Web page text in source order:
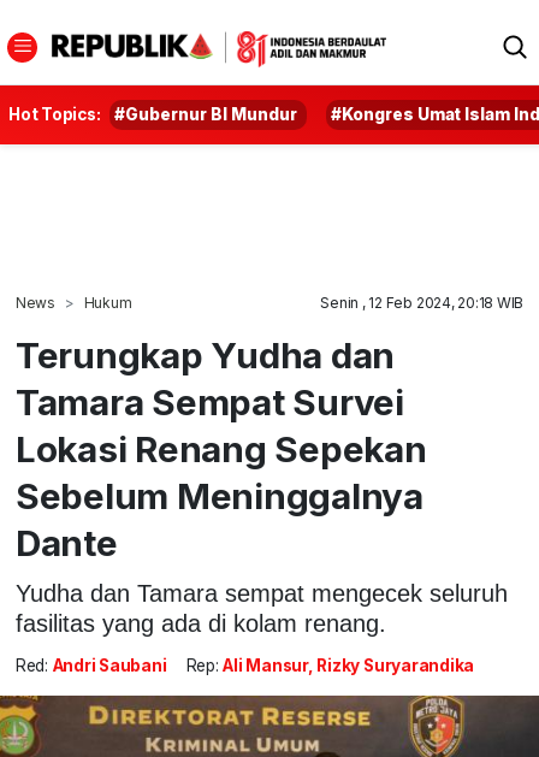
Hot Topics: #Gubernur BI Mundur #Kongres Umat Islam
News Hukum Senin , 12 Feb 2024, 20:18 WIB
Terungkap Yudha dan
Tamara Sempat Survei
Lokasi Renang Sepekan
Sebelum Meninggalnya
Dante
Yudha dan Tamara sempat mengecek seluruh
fasilitas yang ada di kolam renang.
Red: Andri Saubani Rep: Ali Mansur, Rizky Suryarandika